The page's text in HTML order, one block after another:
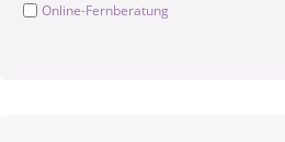
Online-Fernberatung